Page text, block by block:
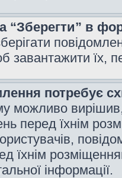
“Зберегти” в
завантажити їх,
потребує
можливо
перед їхнім
їхнім
інформації.